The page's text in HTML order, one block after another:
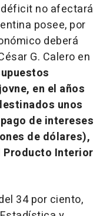
no afectará
posee, por
deberá
G. Calero en
en el años
unos
de intereses
de dólares),
Producto Interior
34 por ciento,